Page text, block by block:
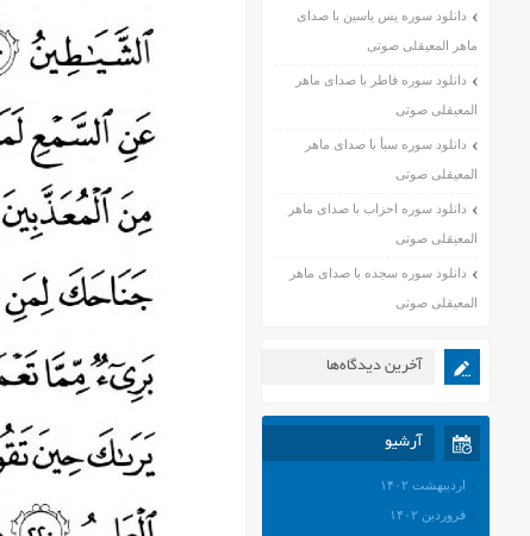
دانلود سوره یس یاسین با صدای
ماهر المعیقلی صوتی
دانلود سوره فاطر با صدای ماهر
المعیقلی صوتی
دانلود سوره سبأ با صدای ماهر
المعیقلی صوتی
دانلود سوره احزاب با صدای ماهر
المعیقلی صوتی
دانلود سوره سجده با صدای ماهر
المعیقلی صوتی
آخرین دیدگاه‌ها
آرشیو
اردیبهشت ۱۴۰۲
فروردین ۱۴۰۲